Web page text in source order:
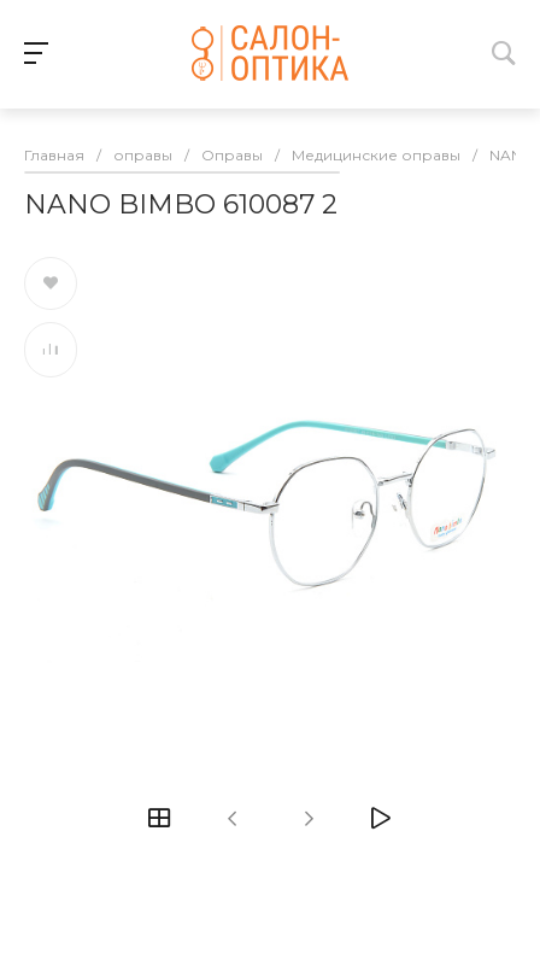
Главная / оправы / Оправы / Медицинские оправы / NANO
NANO BIMBO 610087 2